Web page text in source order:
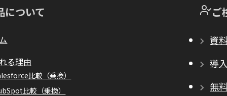
について
る理由
比較（乗換）
比較（乗換）
ご
資
導
無